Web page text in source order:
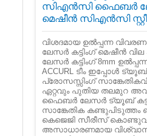
സി‌എൻ‌സി ഫൈബർ
മെഷീൻ സി‌എൻ‌സി
വിശദമായ ഉൽപ്പന്ന വിവരണം
ലേസർ കട്ടിംഗ് മെഷീൻ
ലേസർ കട്ടിംഗ് 8mm
ACCURL ടീം ഇപ്പോൾ
പ്രോസസ്സിംഗ്
ഏറ്റവും പുതിയ തലമുറ
ഫൈബർ ലേസർ ട്യൂബ്
സാങ്കേതിക കണ്ടുപിടുത്തം
കെജെജി സീരീസ്
അസാധാരണമായ